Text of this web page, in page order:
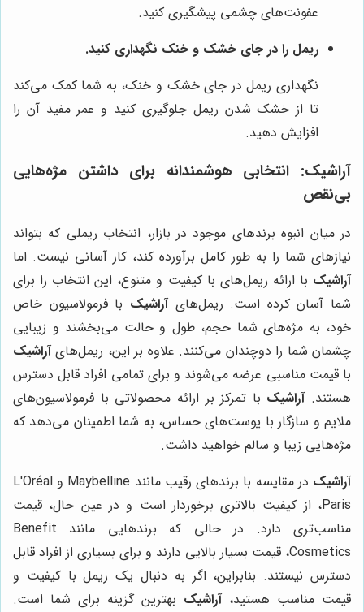
عفونت‌های چشمی پیشگیری کنید.
ریمل را در جای خشک و خنک نگهداری کنید.
نگهداری ریمل در جای خشک و خنک، به شما کمک می‌کند
تا از خشک شدن ریمل جلوگیری کنید و عمر مفید آن را
افزایش دهید.
آراشیک: انتخابی هوشمندانه برای داشتن مژه‌هایی
بی‌نقص
در میان انبوه برندهای موجود در بازار، انتخاب ریملی که بتواند
نیازهای شما را به طور کامل برآورده کند، کار آسانی نیست. اما
آراشیک با ارائه ریمل‌های با کیفیت و متنوع، این انتخاب را برای
شما آسان کرده است. ریمل‌هایآراشیک با فرمولاسیون خاص
خود، به مژه‌های شما حجم، طول و حالت می‌بخشند و زیبایی
چشمان شما را دوچندان می‌کنند. علاوه بر این، ریمل‌هایآراشیک
با قیمت مناسبی عرضه می‌شوند و برای تمامی افراد قابل دسترس
هستند.آراشیک با تمرکز بر ارائه محصولاتی با فرمولاسیون‌های
ملایم و سازگار با پوست‌های حساس، به شما اطمینان می‌دهد که
مژه‌هایی زیبا و سالم خواهید داشت.
آراشیک
در مقایسه با برندهای رقیب مانند Maybelline و L'Oréal
Paris، از کیفیت بالاتری برخوردار است و در عین حال، قیمت
مناسب‌تری دارد. در حالی که برندهایی مانند Benefit
Cosmetics، قیمت بسیار بالایی دارند و برای بسیاری از افراد قابل
دسترس نیستند. بنابراین، اگر به دنبال یک ریمل با کیفیت و
قیمت مناسب هستید،آراشیک بهترین گزینه برای شما است.